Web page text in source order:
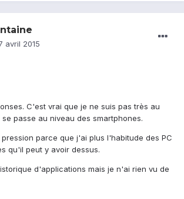
avril 2015
C'est vrai que je ne suis pas très au
passe au niveau des smartphones.
parce que j'ai plus l'habitude des PC
qu'il peut y avoir dessus.
d'applications mais je n'ai rien vu de